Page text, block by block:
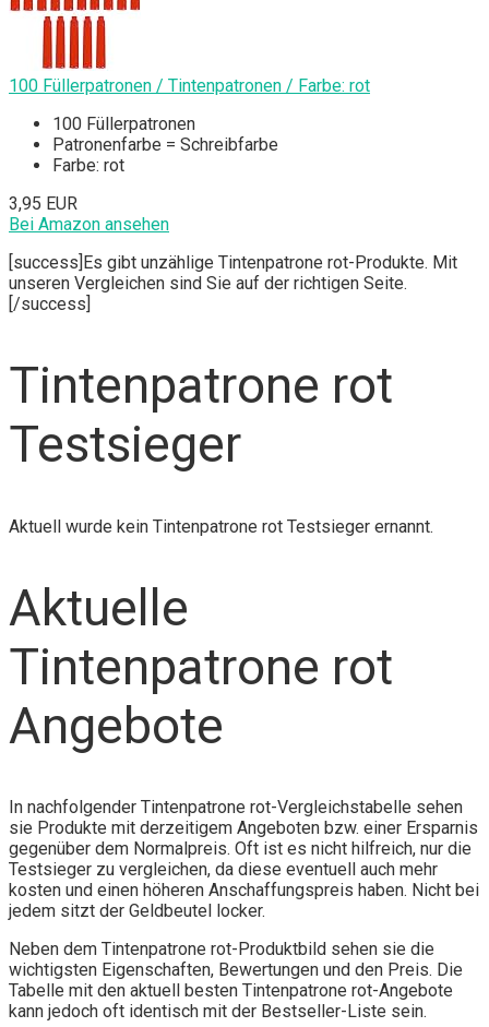
100 Füllerpatronen / Tintenpatronen / Farbe: rot
100 Füllerpatronen
Patronenfarbe = Schreibfarbe
Farbe: rot
3,95 EUR
Bei Amazon ansehen
[success]Es gibt unzählige Tintenpatrone rot-Produkte. Mit
unseren Vergleichen sind Sie auf der richtigen Seite.
[/success]
Tintenpatrone rot
Testsieger
Aktuell wurde kein Tintenpatrone rot Testsieger ernannt.
Aktuelle
Tintenpatrone rot
Angebote
In nachfolgender Tintenpatrone rot-Vergleichstabelle sehen
sie Produkte mit derzeitigem Angeboten bzw. einer Ersparnis
gegenüber dem Normalpreis. Oft ist es nicht hilfreich, nur die
Testsieger zu vergleichen, da diese eventuell auch mehr
kosten und einen höheren Anschaffungspreis haben. Nicht bei
jedem sitzt der Geldbeutel locker.
Neben dem Tintenpatrone rot-Produktbild sehen sie die
wichtigsten Eigenschaften, Bewertungen und den Preis. Die
Tabelle mit den aktuell besten Tintenpatrone rot-Angebote
kann jedoch oft identisch mit der Bestseller-Liste sein.